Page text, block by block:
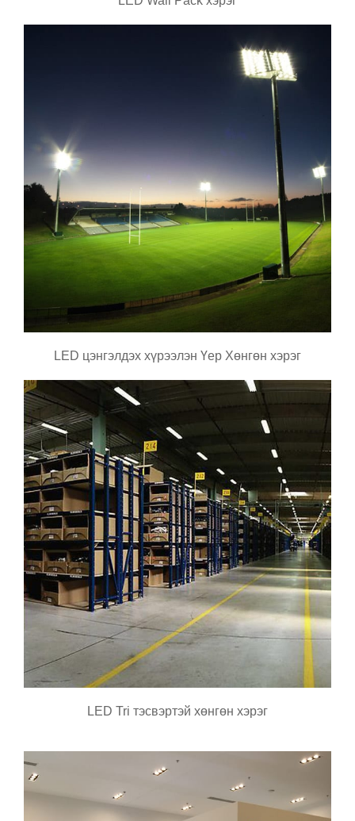
LED цэнгэлдэх хүрээлэн Үер Хөнгөн хэрэг
LED Tri тэсвэртэй хөнгөн хэрэг